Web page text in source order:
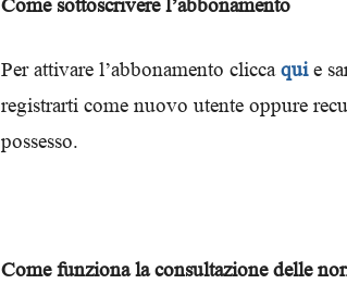
Come sottoscrivere l’abbonamento
Per attivare l’abbonamento cliccaquie
registrarti come nuovo utente oppure
possesso.
Come funziona la consultazione delle